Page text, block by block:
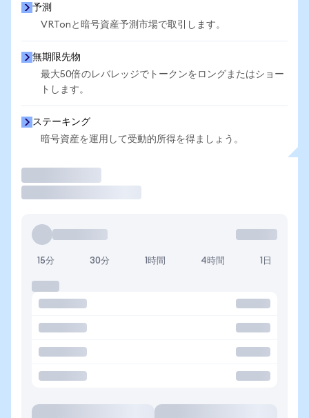
予測
VRTonと暗号資産予測市場で取引します。
無期限先物
最大50倍のレバレッジでトークンをロングまたはショー
トします。
ステーキング
暗号資産を運用して受動的所得を得ましょう。
15分 30分 1時間 4時間 1日